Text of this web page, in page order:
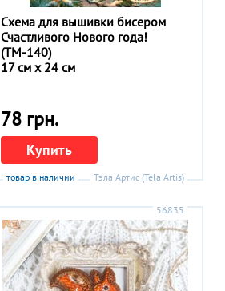
Схема для вышивки бисером
Счастливого Нового года!
(ТМ-140)
17 см x 24 см
78 грн.
Купить
товар в наличии Тэла Артис (Tela Artis)
56835